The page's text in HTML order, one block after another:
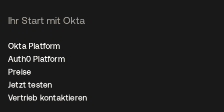
Ihr Start mit Okta
Okta Platform
Auth0 Platform
Preise
Jetzt testen
Vertrieb kontaktieren